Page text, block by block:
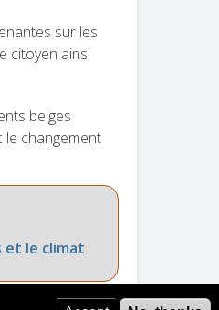
sur les
citoyen ainsi
belges
changement
et le climat